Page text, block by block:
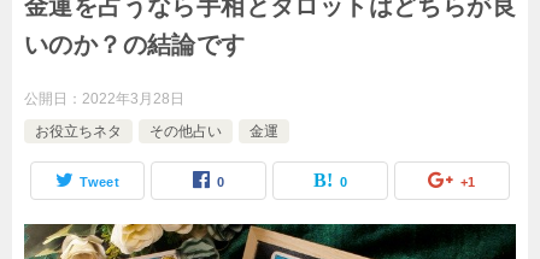
金運を占うなら手相とタロットはどちらが良
いのか？の結論です
公開日： 2022年3月28日
お役立ちネタ
その他占い 金運
Tweet 0 0 +1